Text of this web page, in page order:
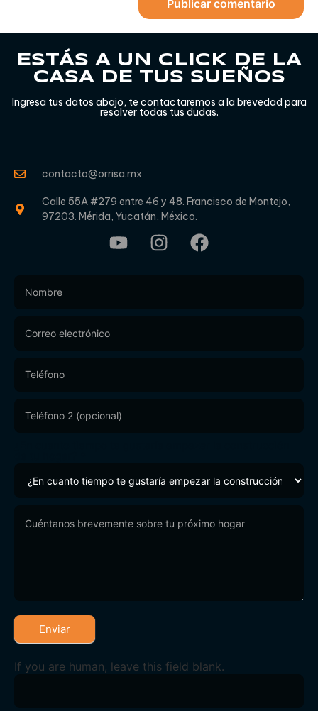
ESTÁS A UN CLICK DE LA
CASA DE TUS SUEÑOS
Ingresa tus datos abajo, te contactaremos a la brevedad para
resolver todas tus dudas.
contacto@orrisa.mx
Calle 55A #279 entre 46 y 48. Francisco de Montejo,
97203. Mérida, Yucatán, México.
Form
Enviar
If you are human, leave this field blank.